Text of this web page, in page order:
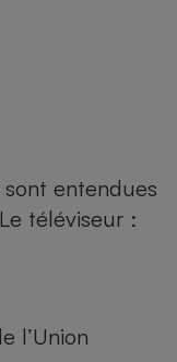
sont entendues
téléviseur :
l’Union